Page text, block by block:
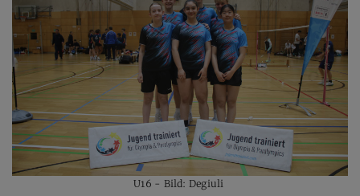
U16 - Bild: Degiuli